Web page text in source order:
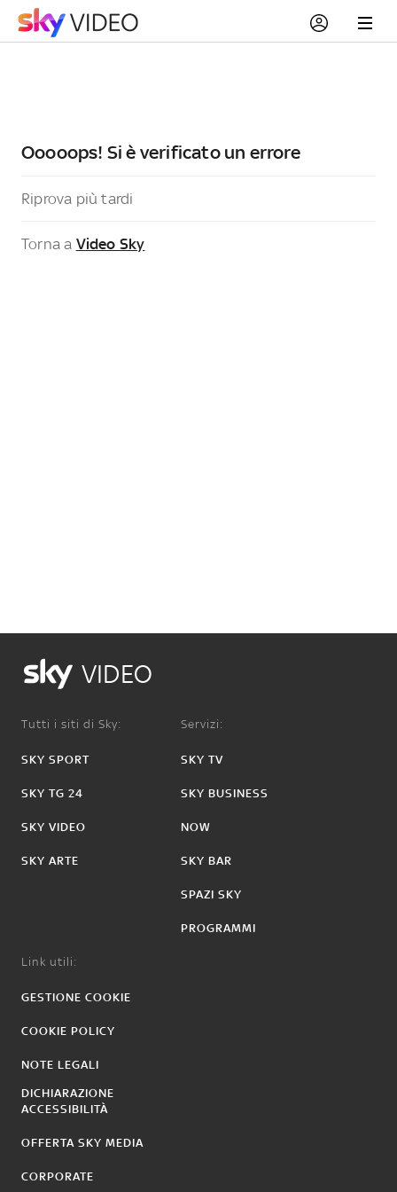
Ooooops! Si è verificato un errore
Riprova più tardi
Torna a Video Sky
VIDEO
Tutti i siti di Sky:
SKY SPORT
SKY TG 24
SKY VIDEO
SKY ARTE
Servizi:
SKY TV
SKY BUSINESS
NOW
SKY BAR
SPAZI SKY
PROGRAMMI
Link utili:
GESTIONE COOKIE
COOKIE POLICY
NOTE LEGALI
DICHIARAZIONE
ACCESSIBILITÀ
OFFERTA SKY MEDIA
CORPORATE